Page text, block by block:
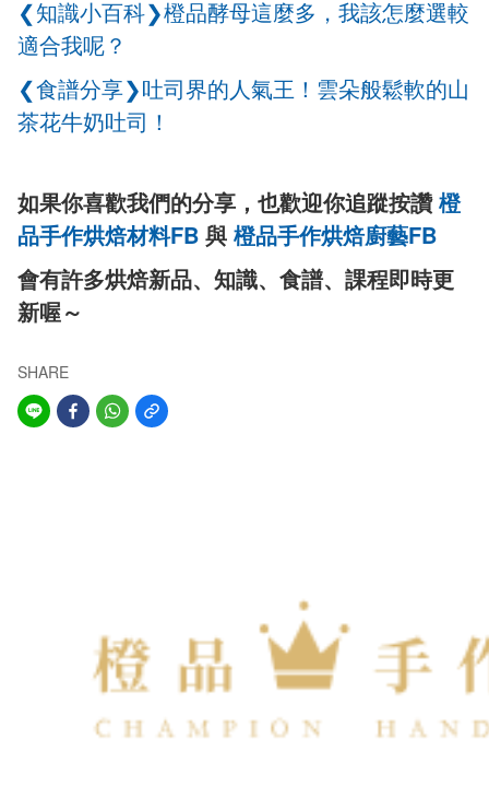
❮知識小百科❯橙品酵母這麼多，我該怎麼選較
適合我呢？
❮食譜分享❯吐司界的人氣王！雲朵般鬆軟的山
茶花牛奶吐司！
如果你喜歡我們的分享，也歡迎你追蹤按讚橙
品手作烘焙材料FB 與 橙品手作烘焙廚藝FB
會有許多烘焙新品、知識、食譜、課程即時更
新喔～
SHARE